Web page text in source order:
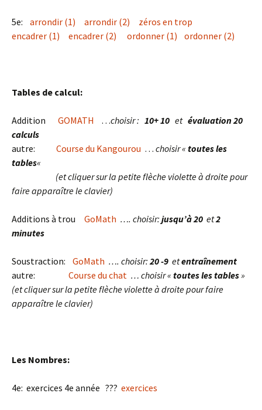
5e: arrondir (1) arrondir (2)
zéros en trop
encadrer (1)
encadrer (2) ordonner (1) ordonner (2)
Tables de calcul:
Addition GOMATH …choisir : 10+ 10 et évaluation 20
calculs
autre: Course du Kangourou … choisir «toutes les
tables«
(et cliquer sur la petite flèche violette à droite pour
faire apparaître le clavier)
Additions à trou GoMath …. choisir: jusqu’à 20 et2
minutes
Soustraction: GoMath …. choisir:20 -9 etentraînement
autre: Course du chat … choisir «toutes les tables»
(et cliquer sur la petite flèche violette à droite pour faire
apparaître le clavier)
Les Nombres:
4e: exercices 4e année ??? exercices